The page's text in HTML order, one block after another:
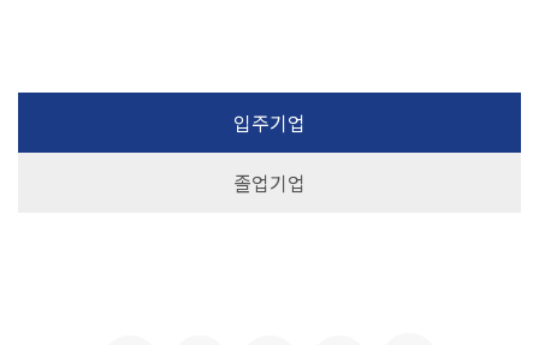
입주기업
졸업기업